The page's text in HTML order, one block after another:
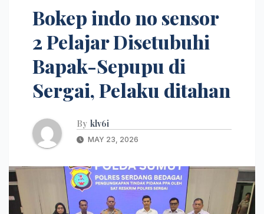
Bokep indo no sensor
2 Pelajar Disetubuhi
Bapak-Sepupu di
Sergai, Pelaku ditahan
By klv6i
MAY 23, 2026